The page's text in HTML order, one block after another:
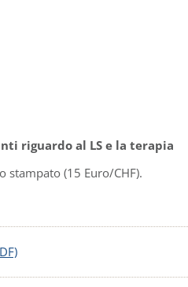
riguardo al LS e la terapia
stampato (15 Euro/CHF).